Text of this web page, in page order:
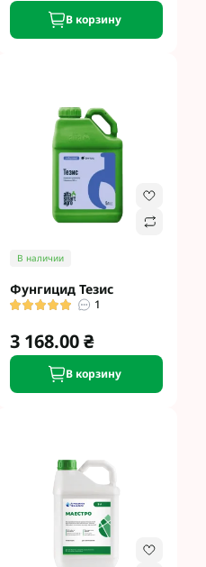
В корзину
В наличии
Фунгицид Тезис
1
3 168.00 ₴
В корзину